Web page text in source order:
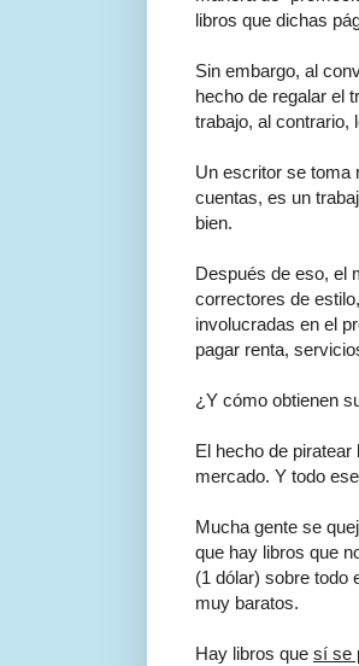
libros que dichas
Sin embargo, al
hecho de regalar el
trabajo, al contrario,
Un escritor se toma
cuentas, es un
bien.
Después de eso, el
correctores de
involucradas en el
pagar renta,
¿Y cómo obtienen
El hecho de
mercado. Y todo
Mucha gente se
que hay libros que
(1 dólar) sobre todo
muy baratos.
Hay libros que sí se